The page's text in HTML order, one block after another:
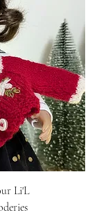
Li'L